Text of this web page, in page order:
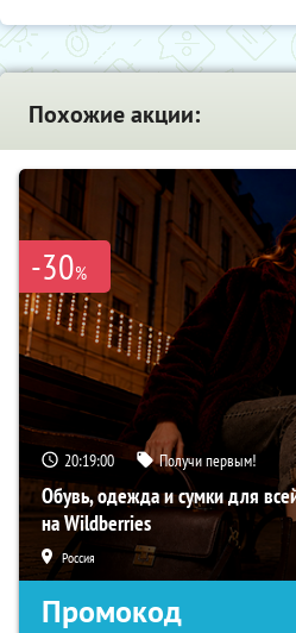
Похожие акции:
-30%
20:19:00 Получи первым!
Обувь, одежда и сумки для
на Wildberries
Россия
Промокод